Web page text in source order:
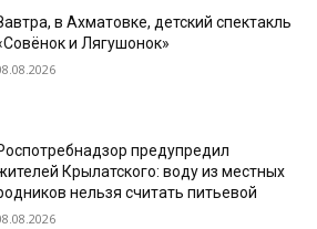
в Ахматовке, детский спектакль
и Лягушонок»
предупредил
Крылатского: воду из местных
нельзя считать питьевой